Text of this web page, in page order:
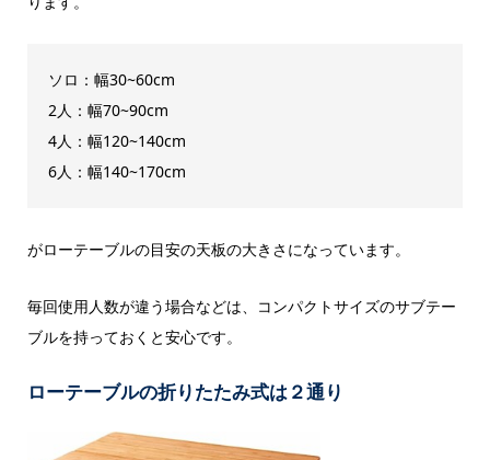
ソロ：幅30~60cm
2人：幅70~90cm
4人：幅120~140cm
6人：幅140~170cm
がローテーブルの目安の天板の大きさになっています。
毎回使用人数が違う場合などは、コンパクトサイズのサブテー
ブルを持っておくと安心です。
ローテーブルの折りたたみ式は２通り